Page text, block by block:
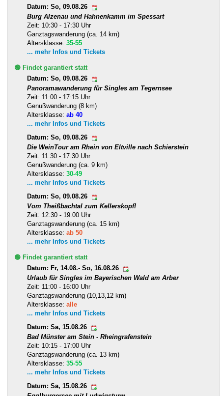
Datum: So, 09.08.26
Burg Alzenau und Hahnenkamm im Spessart
Zeit: 10:30 - 17:30 Uhr
Ganztagswanderung (ca. 14 km)
Altersklasse: 35-55
... mehr Infos und Tickets
🟢 Findet garantiert statt
Datum: So, 09.08.26
Panoramawanderung für Singles am Tegernsee
Zeit: 11:00 - 17:15 Uhr
Genußwanderung (8 km)
Altersklasse: ab 40
... mehr Infos und Tickets
Datum: So, 09.08.26
Die WeinTour am Rhein von Eltville nach Schierstein
Zeit: 11:30 - 17:30 Uhr
Genußwanderung (ca. 9 km)
Altersklasse: 30-49
... mehr Infos und Tickets
Datum: So, 09.08.26
Vom Theißbachtal zum Kellerskopf!
Zeit: 12:30 - 19:00 Uhr
Ganztagswanderung (ca. 15 km)
Altersklasse: ab 50
... mehr Infos und Tickets
🟢 Findet garantiert statt
Datum: Fr, 14.08.- So, 16.08.26
Urlaub für Singles im Bayerischen Wald am Arber
Zeit: 11:00 - 16:00 Uhr
Ganztagswanderung (10,13,12 km)
Altersklasse: alle
... mehr Infos und Tickets
Datum: Sa, 15.08.26
Bad Münster am Stein - Rheingrafenstein
Zeit: 10:15 - 17:00 Uhr
Ganztagswanderung (ca. 13 km)
Altersklasse: 35-55
... mehr Infos und Tickets
Datum: Sa, 15.08.26